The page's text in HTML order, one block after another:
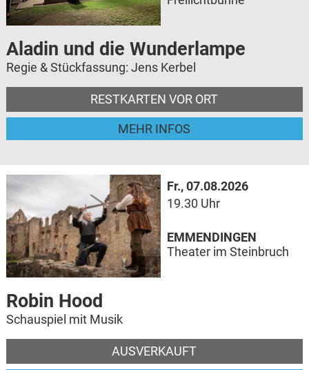
Aladin und die Wunderlampe
Regie & Stückfassung: Jens Kerbel
RESTKARTEN VOR ORT
MEHR INFOS
Fr., 07.08.2026
19.30 Uhr
Robin Hood
Schauspiel mit Musik
AUSVERKAUFT
EMMENDINGEN
Theater im Steinbruch